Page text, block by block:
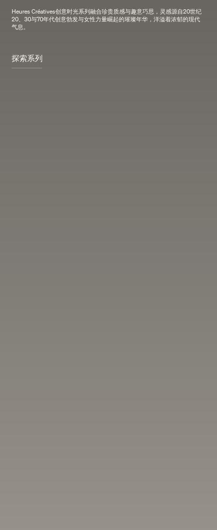
Heures Créatives创意时光系列融合珍贵质感与趣意巧思，灵感源自20世纪
20、30与70年代创意勃发与女性力量崛起的璀璨年华，洋溢着浓郁的现代
气息。
探索系列